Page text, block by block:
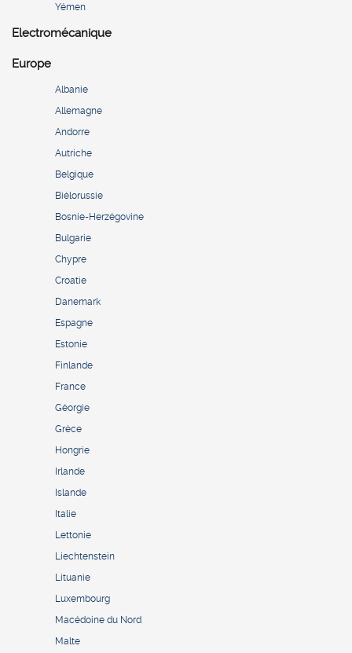
Yémen
Electromécanique
Europe
Albanie
Allemagne
Andorre
Autriche
Belgique
Biélorussie
Bosnie-Herzégovine
Bulgarie
Chypre
Croatie
Danemark
Espagne
Estonie
Finlande
France
Géorgie
Grèce
Hongrie
Irlande
Islande
Italie
Lettonie
Liechtenstein
Lituanie
Luxembourg
Macédoine du Nord
Malte